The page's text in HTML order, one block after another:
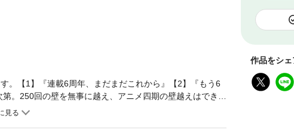
作品をシェ
【1】『連載6周年、まだまだこれから』【2】『もう6
250回の壁を無事に越え、アニメ四期の壁越えはできる
のこっちゃと思ったアナタは今すぐ買ってください。